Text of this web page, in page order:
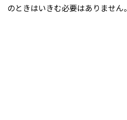
のときはいきむ必要はありません。